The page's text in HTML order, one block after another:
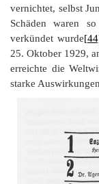
vernichtet, selbst
Schäden waren
verkündet wurde
25. Oktober 1929,
erreichte die
starke